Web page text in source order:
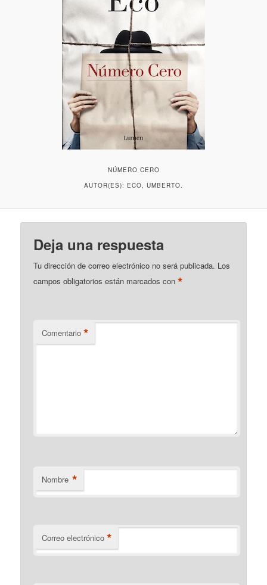
NÚMERO CERO
AUTOR(ES): ECO, UMBERTO.
Deja una respuesta
Tu dirección de correo electrónico no será publicada. Los
campos obligatorios están marcados con*
Comentario *
Nombre *
Correo electrónico *